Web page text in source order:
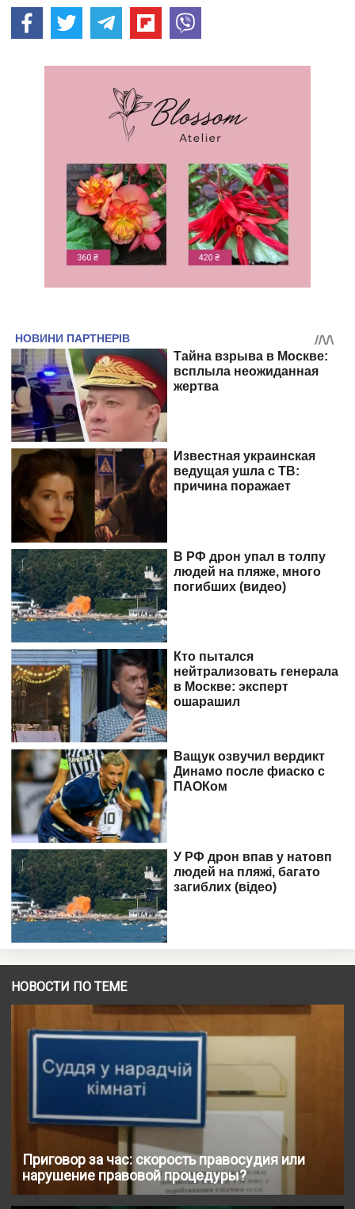
НОВОСТИ ПО ТЕМЕ
Приговор за час: скорость правосудия или
нарушение правовой процедуры?